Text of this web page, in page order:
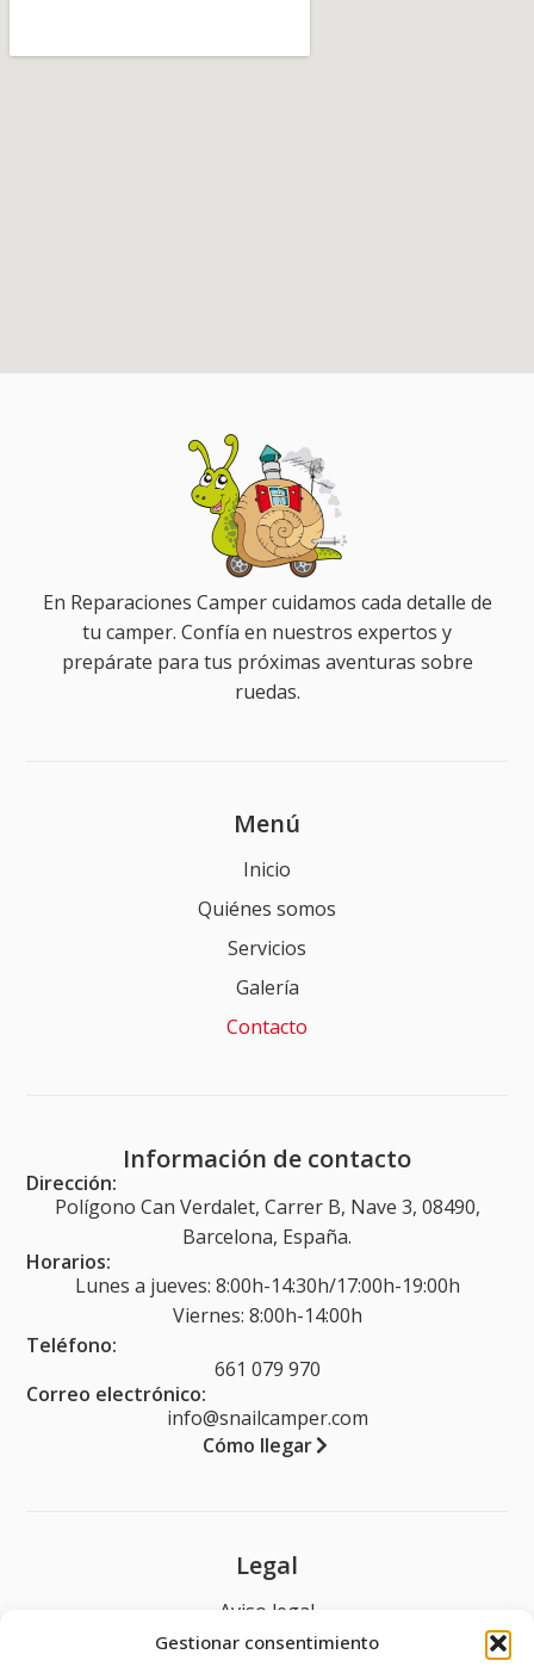
Gestionar consentimiento
En Reparaciones Camper cuidamos cada detalle de
tu camper. Confía en nuestros expertos y
prepárate para tus próximas aventuras sobre
ruedas.
Menú
Inicio
Quiénes somos
Servicios
Galería
Contacto
Información de contacto
Dirección:
Polígono Can Verdalet, Carrer B, Nave 3, 08490,
Barcelona, España.
Horarios:
Lunes a jueves: 8:00h-14:30h/17:00h-19:00h
Viernes: 8:00h-14:00h
Teléfono:
661 079 970
Correo electrónico:
info@snailcamper.com
Cómo llegar
Legal
Aviso legal
Política de privacidad